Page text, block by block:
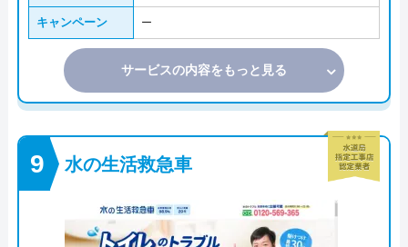
キャンペーン ー
サービスの内容をもっと見る
水の生活救急車